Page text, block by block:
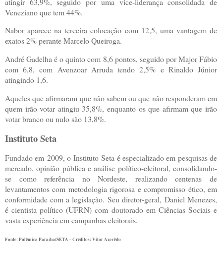
Veneziano que tem 44%.
Nabor aparece na terceira colocação com 12,5, uma vantagem de
exatos 2% perante Marcelo Queiroga.
André Gadelha é o quinto com 8,6 pontos, seguido por Major Fábio
com 6,8, com Avenzoar Arruda tendo 2,5% e Rinaldo Júnior
atingindo 1,6.
Aqueles que afirmaram que não sabem ou que não responderam em
quem irão votar atingiu 35,8%, enquanto os que afirmam que irão
votar branco ou nulo são 13,8%.
Instituto Seta
Fundado em 2009, o Instituto Seta é especializado em pesquisas de
mercado, opinião pública e análise político-eleitoral, consolidando-
se como referência no Nordeste, realizando centenas de
levantamentos com metodologia rigorosa e compromisso ético, em
conformidade com a legislação. Seu diretor-geral, Daniel Menezes,
é cientista político (UFRN) com doutorado em Ciências Sociais e
vasta experiência em campanhas eleitorais.
Fonte: Polêmica Paraíba/SETA - Créditos: Vitor Azevêdo